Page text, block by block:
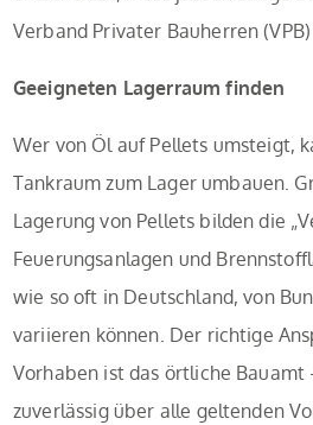
Verband Privater Bauherren
Geeigneten Lagerraum finden
Wer von Öl auf Pellets umsteigt,
Tankraum zum Lager umbauen.
Lagerung von Pellets bilden die
Feuerungsanlagen und
wie so oft in Deutschland, von
variieren können. Der richtige
Vorhaben ist das örtliche
zuverlässig über alle geltenden